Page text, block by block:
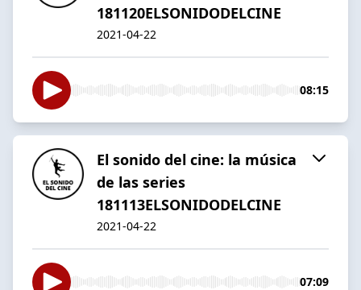
181120ELSONIDODELCINE
2021-04-22
08:15
El sonido del cine: la música
de las series
181113ELSONIDODELCINE
2021-04-22
07:09